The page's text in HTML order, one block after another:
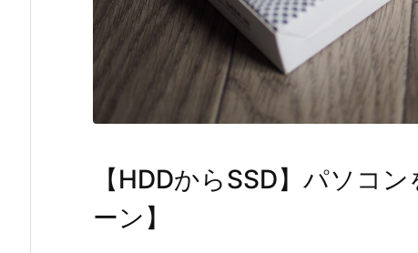
【HDDからSSD】パソコ
ーン】